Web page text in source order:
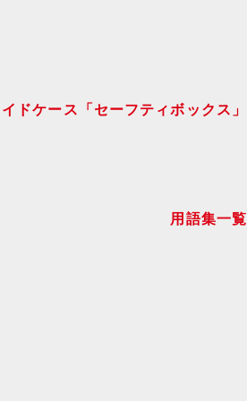
ドケース「セーフティボックス」
用語集一覧